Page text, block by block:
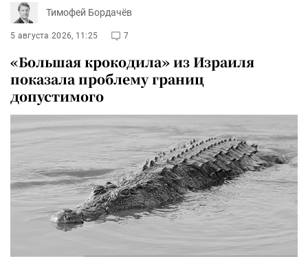
Тимофей Бордачёв
5 августа 2026, 11:25 7
«Большая крокодила» из Израиля
показала проблему границ
допустимого